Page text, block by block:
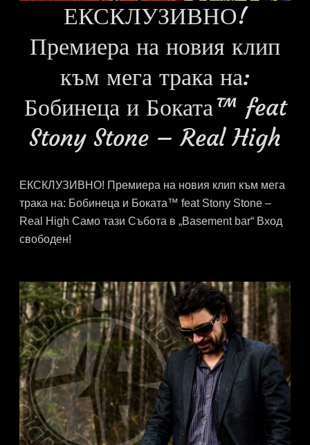
ЕКСКЛУЗИВНО!
Премиера на новия клип
към мега трака на:
Бобинеца и Боката™ feat
Stony Stone – Real High
ЕКСКЛУЗИВНО! Премиера на новия клип към мега
трака на: Бобинеца и Боката™ feat Stony Stone –
Real High Само тази Събота в „Basement bar“ Вход
свободен!